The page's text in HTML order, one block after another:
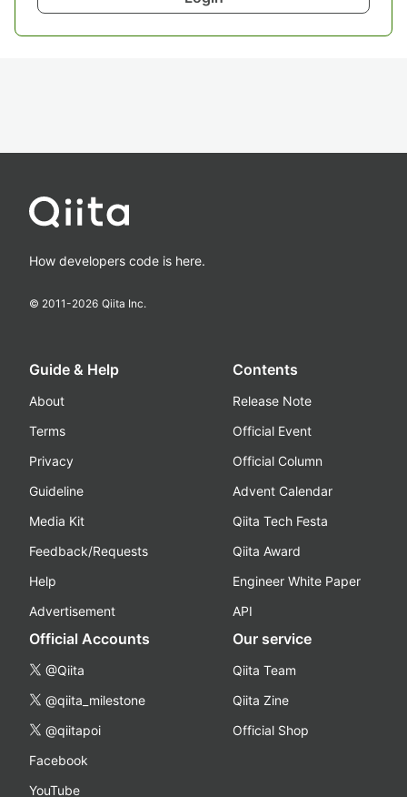
How developers code is here.
© 2011-2026 Qiita Inc.
Guide & Help
About
Terms
Privacy
Guideline
Media Kit
Feedback/Requests
Help
Advertisement
Contents
Release Note
Official Event
Official Column
Advent Calendar
Qiita Tech Festa
Qiita Award
Engineer White Paper
API
Official Accounts
@Qiita
@qiita_milestone
@qiitapoi
Facebook
YouTube
Our service
Qiita Team
Qiita Zine
Official Shop